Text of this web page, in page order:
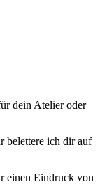
dein Atelier oder
belettere ich dir auf
einen Eindruck von